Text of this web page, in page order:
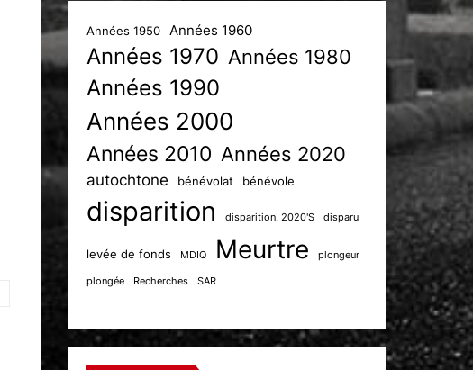
Années 1950 Années 1960
Années 1970 Années 1980
Années 1990
Années 2000
Années 2010 Années 2020
autochtone bénévolat bénévole
disparition disparition. 2020'S disparu
levée de fonds MDIQ Meurtre plongeur
plongée Recherches SAR